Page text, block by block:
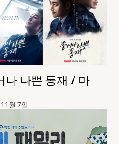
나 나쁜 동재 / 마
월 7일